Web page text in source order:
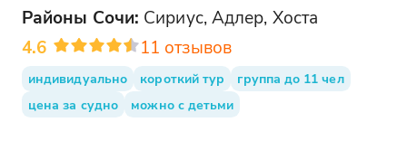
Районы Сочи: Сириус, Адлер, Хоста
4.6
11 отзывов
индивидуально короткий тур
группа до 11 чел
цена за судно
можно с детьми